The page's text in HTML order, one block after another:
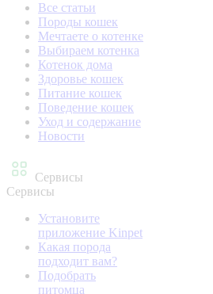
Все статьи
Породы кошек
Мечтаете о котенке
Выбираем котенка
Котенок дома
Здоровье кошек
Питание кошек
Поведение кошек
Уход и содержание
Новости
Сервисы
Сервисы
Установите
приложение Kinpet
Какая порода
подходит вам?
Подобрать
питомца